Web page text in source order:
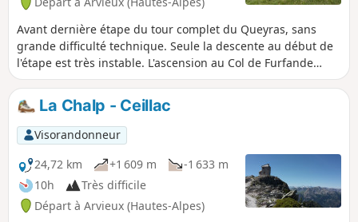
Mélezet alternativement rive gauche et
droite avant de rallier le Refuge de la
Cime du Mélezet.
Avant dernière étape du tour complet du Queyras, sans
grande difficulté technique. Seule la descente au début de
l'étape est très instable. L'ascension au Col de Furfande
reste assez difficile, d'autant qu'après 7 étapes la fatigue
commence à se faire sentir. Possibilité de monter au Pic du
Vacivier, voire celui du Gazon. Lors de cette étape , le détour
jusqu'aux Granges de Furfande restaurées en partie, est à
ne pas manquer.
La Chalp - Ceillac
Visorandonneur
24,72 km
+1 609 m
-1 633 m
10h
Très difficile
Départ à Arvieux (Hautes-Alpes)